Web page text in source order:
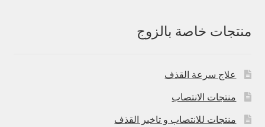
منتجات خاصة بالزوج
علاج سرعة القذف
منتجات الانتصاب
منتجات للانتصاب و تاخير القذف